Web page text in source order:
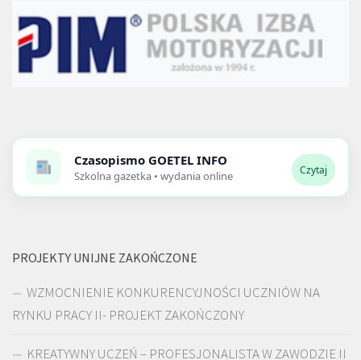
Czasopismo GOETEL INFO
Szkolna gazetka • wydania online Czytaj
PROJEKTY UNIJNE ZAKOŃCZONE
WZMOCNIENIE KONKURENCYJNOŚCI UCZNIÓW NA
RYNKU PRACY II- PROJEKT ZAKOŃCZONY
KREATYWNY UCZEŃ – PROFESJONALISTA W ZAWODZIE II